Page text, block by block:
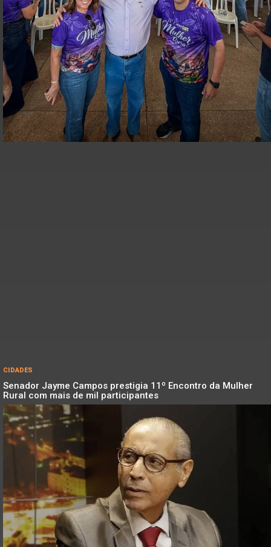
CIDADES
Senador Jayme Campos prestigia 11º Encontro da Mulher
Rural com mais de mil participantes